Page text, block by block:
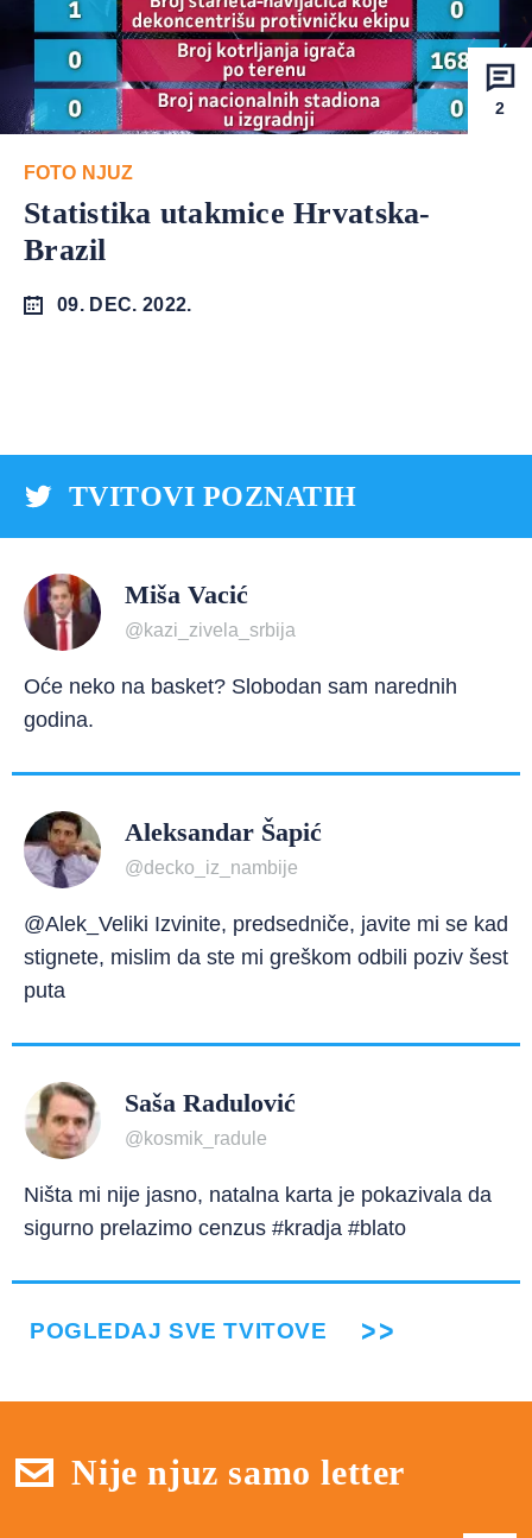
2
FOTO NJUZ
Statistika utakmice Hrvatska-
Brazil
09. DEC. 2022.
TVITOVI POZNATIH
Miša Vacić
@kazi_zivela_srbija
Oće neko na basket? Slobodan sam narednih
godina.
Aleksandar Šapić
@decko_iz_nambije
@Alek_Veliki Izvinite, predsedniče, javite mi se kad
stignete, mislim da ste mi greškom odbili poziv šest
puta
Saša Radulović
@kosmik_radule
Ništa mi nije jasno, natalna karta je pokazivala da
sigurno prelazimo cenzus #kradja #blato
POGLEDAJ SVE TVITOVE
Nije njuz samo letter